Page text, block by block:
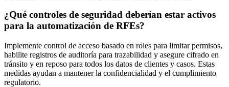
¿Qué controles de seguridad deberían estar activos
para la automatización de RFEs?
Implemente control de acceso basado en roles para limitar permisos,
habilite registros de auditoría para trazabilidad y asegure cifrado en
tránsito y en reposo para todos los datos de clientes y casos. Estas
medidas ayudan a mantener la confidencialidad y el cumplimiento
regulatorio.